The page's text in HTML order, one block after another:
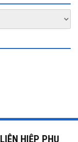
HIỆP PHỤ